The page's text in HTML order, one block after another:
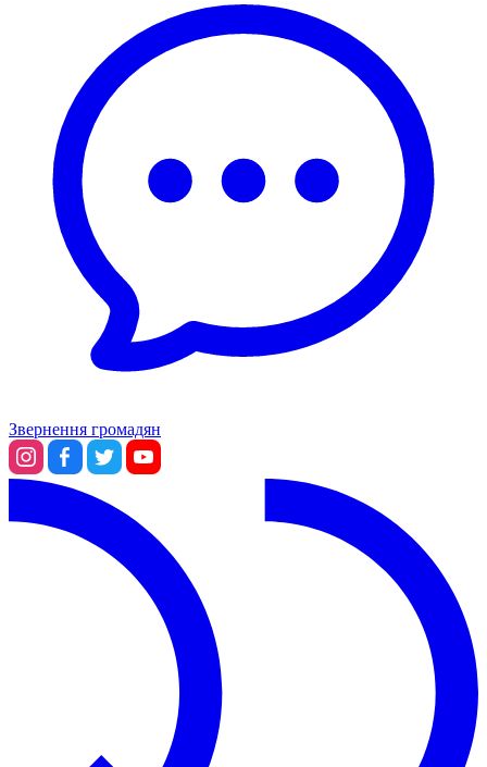
Звернення громадян